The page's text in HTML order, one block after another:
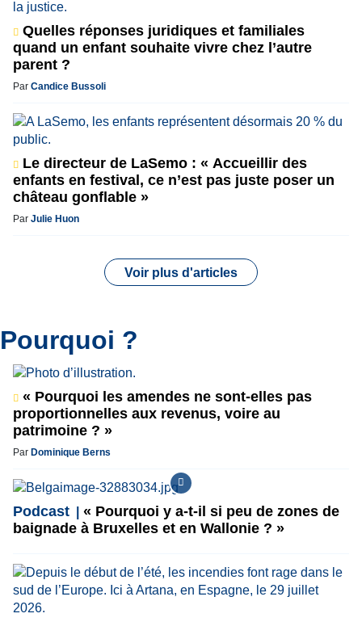
Quelles réponses juridiques et familiales
quand un enfant souhaite vivre chez l’autre
parent ?
Par Candice Bussoli
Le directeur de LaSemo : « Accueillir des
enfants en festival, ce n’est pas juste poser un
château gonflable »
Par Julie Huon
Voir plus d'articles
Pourquoi ?
« Pourquoi les amendes ne sont-elles pas
proportionnelles aux revenus, voire au
patrimoine ? »
Par Dominique Berns
Podcast
« Pourquoi y a-t-il si peu de zones de
baignade à Bruxelles et en Wallonie ? »